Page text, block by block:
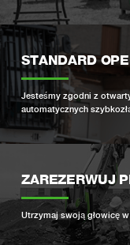
STANDARD
Jesteśmy zgodni z
automatycznych
ZAREZERWUJ
Utrzymaj swoją głowicę